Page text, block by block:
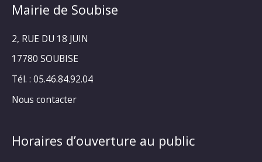
Mairie de Soubise
2, RUE DU 18 JUIN
17780 SOUBISE
Tél. : 05.46.84.92.04
Nous contacter
Horaires d’ouverture au public